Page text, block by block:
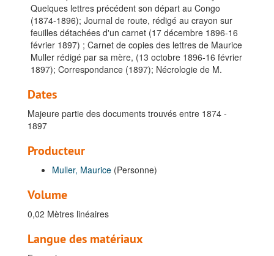
Quelques lettres précédent son départ au Congo
(1874-1896); Journal de route, rédigé au crayon sur
feuilles détachées d'un carnet (17 décembre 1896-16
février 1897) ; Carnet de copies des lettres de Maurice
Muller rédigé par sa mère, (13 octobre 1896-16 février
1897); Correspondance (1897); Nécrologie de M.
Dates
Majeure partie des documents trouvés entre 1874 -
1897
Producteur
Muller, Maurice (Personne)
Volume
0,02 Mètres linéaires
Langue des matériaux